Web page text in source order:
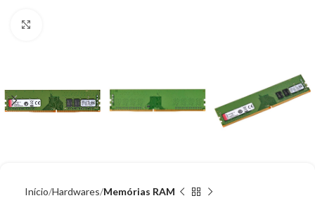
Início Hardwares Memórias RAM